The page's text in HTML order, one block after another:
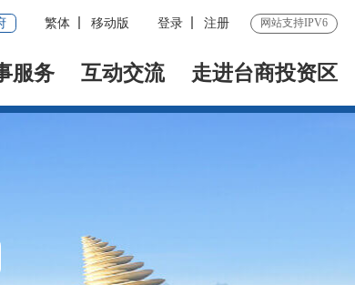
繁体 移动版 登录 注册 网站支持IPV6
服务 互动交流 走进台商投资区